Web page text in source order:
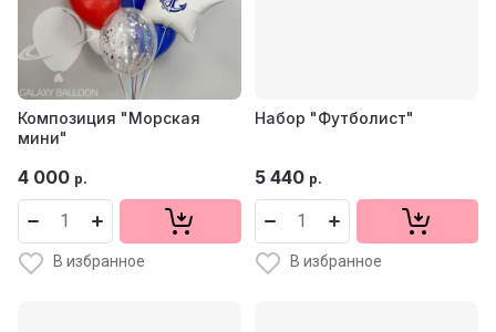
Композиция "Морская
мини"
4 000 р.
В избранное
Набор "Футболист"
5 440 р.
В избранное